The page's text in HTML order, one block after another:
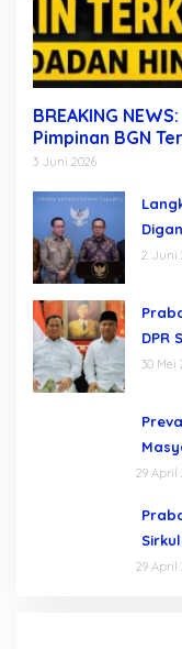
BREAKING
Pimpinan BGN
Terkuak Usai
3 Juni 2026
2 Juni
DPR
30 Mei
29 April
29 April